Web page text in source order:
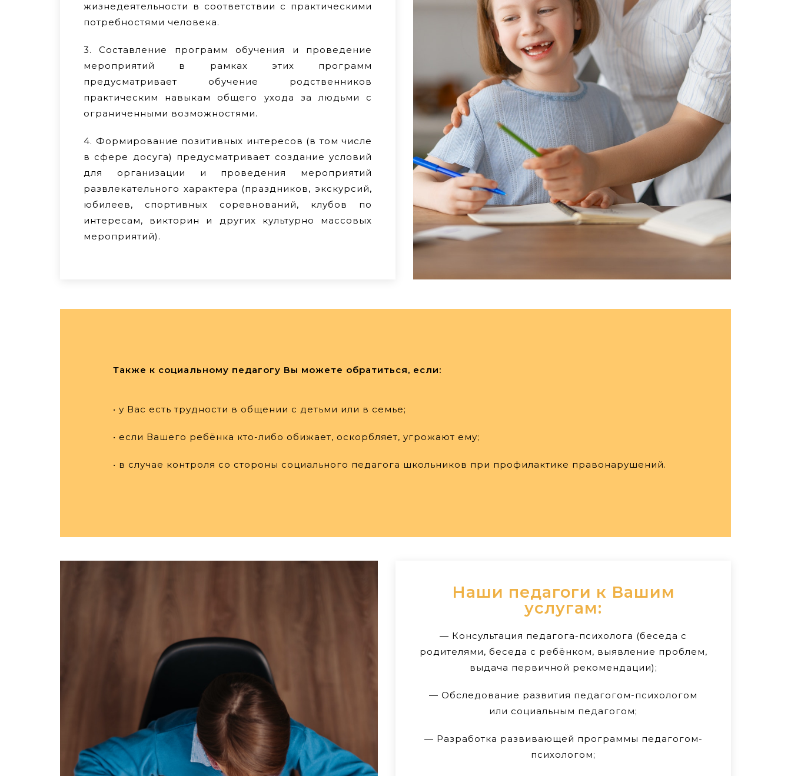
жизнедеятельности в соответствии с практическими
потребностями человека.
3. Составление программ обучения и проведение
мероприятий в рамках этих программ
предусматривает обучение родственников
практическим навыкам общего ухода за людьми с
ограниченными возможностями.
4. Формирование позитивных интересов (в том числе
в сфере досуга) предусматривает создание условий
для организации и проведения мероприятий
развлекательного характера (праздников, экскурсий,
юбилеев, спортивных соревнований, клубов по
интересам, викторин и других культурно массовых
мероприятий).
Также к социальному педагогу Вы можете обратиться, если:
• у Вас есть трудности в общении с детьми или в семье;
• если Вашего ребёнка кто-либо обижает, оскорбляет, угрожают ему;
• в случае контроля со стороны социального педагога школьников при профилактике правонарушений.
Наши педагоги к Вашим
услугам:
— Консультация педагога-психолога (беседа с
родителями, беседа с ребёнком, выявление проблем,
выдача первичной рекомендации);
— Обследование развития педагогом-психологом
или социальным педагогом;
— Разработка развивающей программы педагогом-
психологом;